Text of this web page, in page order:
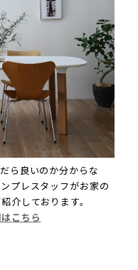
ら良いのか分からな
プレスタッフがお家の
介しております。
こちら